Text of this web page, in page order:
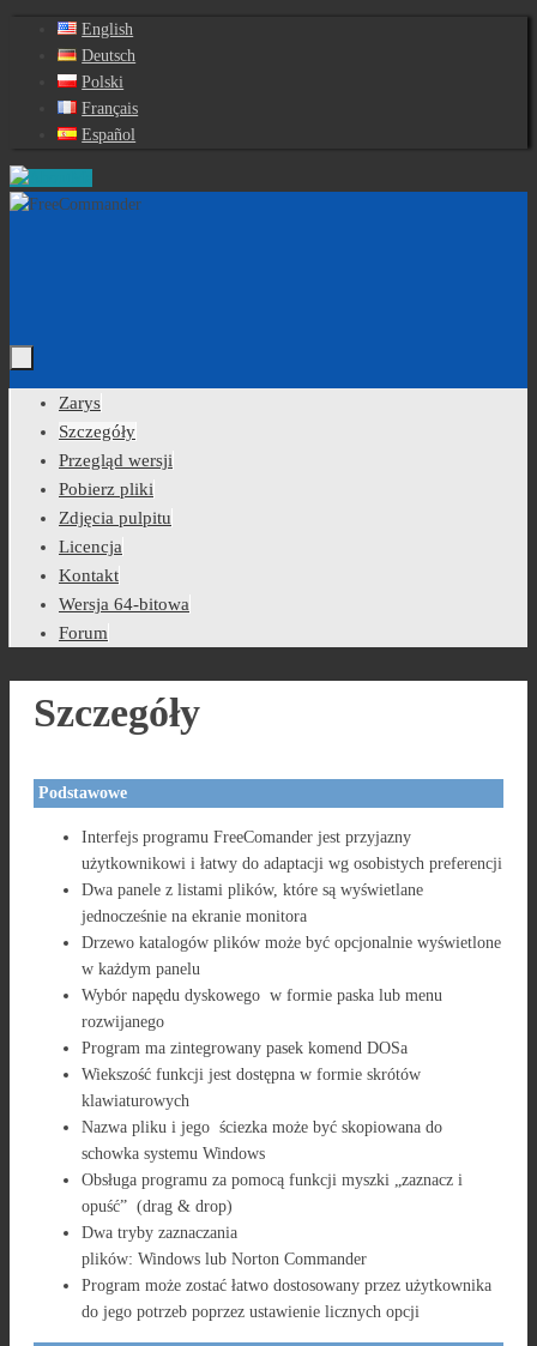
Przejdź
English
Deutsch
Polski
Français
Español
Przejdź Zarys
Szczegóły
Przegląd wersji
Pobierz pliki
Zdjęcia pulpitu
Licencja
Kontakt
Wersja 64-bitowa
Forum
Szczegóły
Podstawowe
Interfejs programu FreeComander jest przyjazny
użytkownikowi i łatwy do adaptacji wg osobistych preferencji
Dwa panele z listami plików, które są wyświetlane
jednocześnie na ekranie monitora
Drzewo katalogów plików może być opcjonalnie wyświetlone
w każdym panelu
Wybór napędu dyskowego w formie paska lub menu
rozwijanego
Program ma zintegrowany pasek komend DOSa
Wiekszość funkcji jest dostępna w formie skrótów
klawiaturowych
Nazwa pliku i jego ściezka może być skopiowana do
schowka systemu Windows
Obsługa programu za pomocą funkcji myszki „zaznacz i
opuść” (drag & drop)
Dwa tryby zaznaczania
plików: Windows lub Norton Commander
Program może zostać łatwo dostosowany przez użytkownika
do jego potrzeb poprzez ustawienie licznych opcji